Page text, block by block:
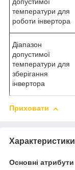
допустимої
температури для
роботи інвертора
Діапазон
допустимої
температури для
зберігання
інвертора
Приховати
Характеристики
Основні атрибути